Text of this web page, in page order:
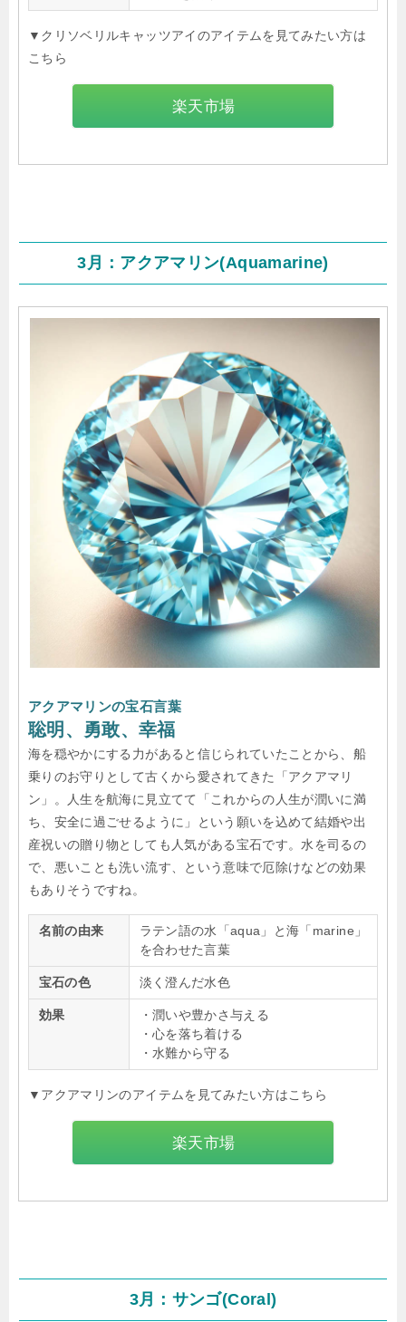
▼クリソベリルキャッツアイのアイテムを見てみたい方は
こちら
楽天市場
3月：アクアマリン(Aquamarine)
アクアマリンの宝石言葉
聡明、勇敢、幸福
海を穏やかにする力があると信じられていたことから、船
乗りのお守りとして古くから愛されてきた「アクアマリ
ン」。人生を航海に見立てて「これからの人生が潤いに満
ち、安全に過ごせるように」という願いを込めて結婚や出
産祝いの贈り物としても人気がある宝石です。水を司るの
で、悪いことも洗い流す、という意味で厄除けなどの効果
もありそうですね。
名前の由来
ラテン語の水「aqua」と海「marine」
を合わせた言葉
宝石の色 淡く澄んだ水色
効果
・潤いや豊かさ与える
・心を落ち着ける
・水難から守る
▼アクアマリンのアイテムを見てみたい方はこちら
楽天市場
3月：サンゴ(Coral)